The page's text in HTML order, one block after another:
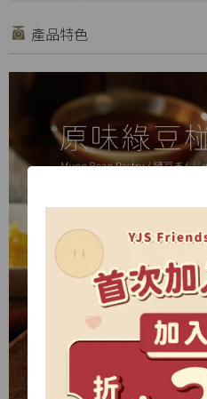
產品特色